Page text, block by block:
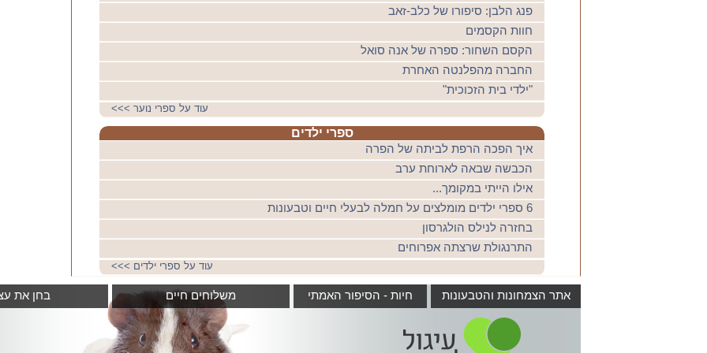
פנג הלבן: סיפורו של כלב-זאב
חוות הקסמים
הקסם השחור: ספרה של אנה סואל
החברה מהפלנטה האחרת
"ילדי בית הזכוכית"
עוד על ספרי נוער >>>
ספרי ילדים
איך הפכה הרפת לביתה של הפרה
הכבשה שבאה לארוחת ערב
אילו הייתי במקומך...
6 ספרי ילדים מומלצים על חמלה לבעלי חיים וטבעונות
בחזרה לנילס הולגרסון
התרנגולת שרצתה אפרוחים
עוד על ספרי ילדים >>>
אתר הצמחונות והטבעונות חיות - הסיפור האמתי משלוחים חיים בחן את